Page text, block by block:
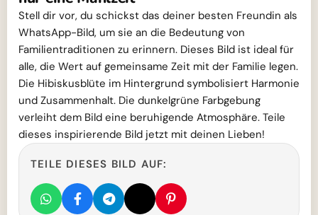
Stell dir vor, du schickst das deiner besten Freundin als
WhatsApp-Bild, um sie an die Bedeutung von
Familientraditionen zu erinnern. Dieses Bild ist ideal für
alle, die Wert auf gemeinsame Zeit mit der Familie legen.
Die Hibiskusblüte im Hintergrund symbolisiert Harmonie
und Zusammenhalt. Die dunkelgrüne Farbgebung
verleiht dem Bild eine beruhigende Atmosphäre. Teile
dieses inspirierende Bild jetzt mit deinen Lieben!
TEILE DIESES BILD AUF: